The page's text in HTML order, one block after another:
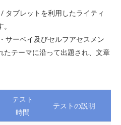
タブレットを利用したライティ
サーベイ及びセルフアセスメン
たテーマに沿って出題され、文章
テスト
時間
テストの説明